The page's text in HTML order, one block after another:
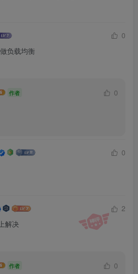
0
负载均衡
作者
0
0
2
解决
作者
0